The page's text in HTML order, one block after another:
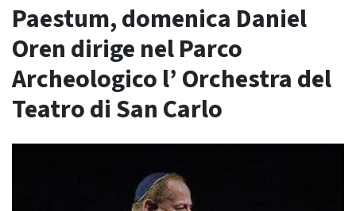
Paestum, domenica Daniel
Oren dirige nel Parco
Archeologico l’ Orchestra del
Teatro di San Carlo